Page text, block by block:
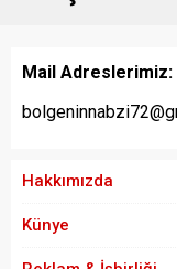
Mail Adreslerimiz:
Hakkımızda
Künye